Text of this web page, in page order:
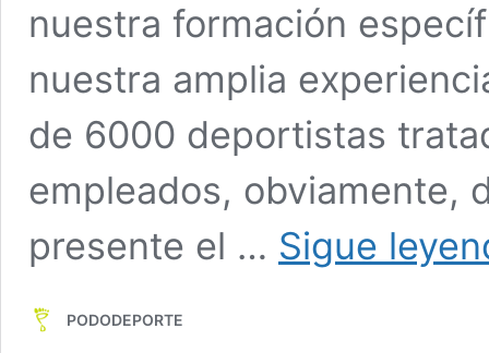
nuestra formación
nuestra amplia
de 6000 deportistas
empleados, obviamente,
presente el … Sigue
PODODEPORTE